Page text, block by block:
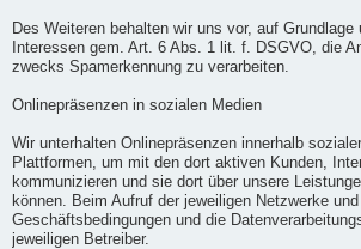
Des Weiteren behalten wir uns vor, auf Grundlage
Interessen gem. Art. 6 Abs. 1 lit. f. DSGVO, die
zwecks Spamerkennung zu verarbeiten.
Onlinepräsenzen in sozialen Medien
Wir unterhalten Onlinepräsenzen innerhalb
Plattformen, um mit den dort aktiven Kunden,
kommunizieren und sie dort über unsere
können. Beim Aufruf der jeweiligen Netzwerke
Geschäftsbedingungen und die
jeweiligen Betreiber.